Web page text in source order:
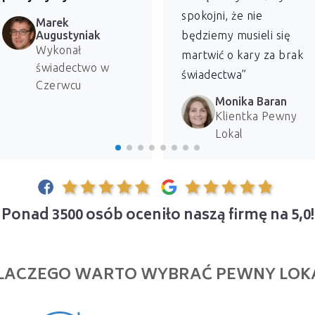
Marek
Augustyniak
Wykonał
świadectwo w
Czerwcu
spokojni, że nie
będziemy musieli się
martwić o kary za brak
świadectwa”
Monika Baran
Klientka Pewny
Lokal
Ponad 3500 osób oceniło naszą firmę na 5,0!
WARTO WYBRAĆ PEWNY